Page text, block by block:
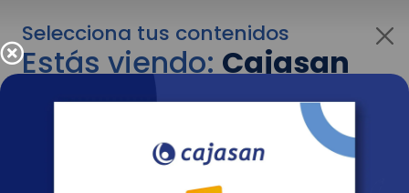
Selecciona tus contenidos
Estás viendo:Cajasan
para personas
Para cambiar al contenido de tu interés más
adelante recuerda utilizar el menú